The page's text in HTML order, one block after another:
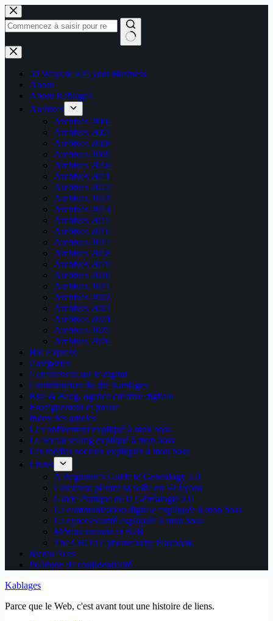
Passer
au
contenu
Aucun
résultat
50 Ways to Kill your Business
About
About Kablages
Archives
Archives 2006
Archives 2007
Archives 2008
Archives 2009
Archives 2010
Archives 2011
Archives 2012
Archives 2013
Archives 2014
Archives 2015
Archives 2016
Archives 2017
Archives 2018
Archives 2019
Archives 2020
Archives 2021
Archives 2022
Archives 2023
Archives 2024
Archives 2025
Archives 2026
Bio Express
Catégories
Conférences sur le digital
Contributeurs du site Kablages
Else & Bang, agence créative digitale
Enseignement et presse
Index des articles
Le confinement expliqué à mon boss
Le Social selling expliqué à mon boss
Les médias sociaux expliqués à mon boss
Livres
A Beginner’s Guide to Genealogy 2.0
Comment planter sa boîte en 50 leçons
Guide Pratique de la Généalogie 2.0
La communication digitale expliquée à mon boss
La cybersécurité expliquée à mon boss
Médias sociaux et B2B
The CEO’s Cybersecurity Playbook
Media Aces
Politique de confidentialité
Kablages
Parce que le Web, c'est avant tout une histoire de liens.